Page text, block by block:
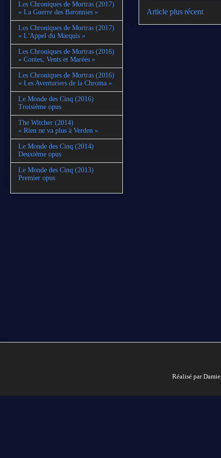
Article plus récent
Les Chroniques de Mortras (2017)
« La Guerre des Baronnies »
Les Chroniques de Mortras (2017)
« L'Appel du Marquis »
Les Chroniques de Mortras (2016)
« Contes, Vents et Marées »
Les Chroniques de Mortras (2016)
« Les Aventuriers de la Chroma »
Le Monde des Cinq (2016)
Troisième opus
The Witcher (2014)
« Rien ne va plus à Verden »
Le Monde des Cinq (2014)
Deuxième opus
Le Monde des Cinq (2013)
Premier opus
Réalisé par